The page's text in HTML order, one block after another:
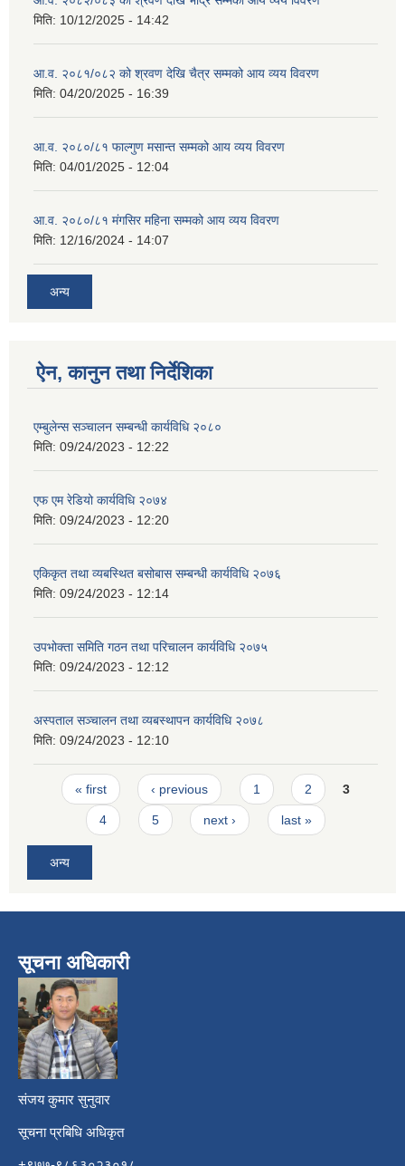
मिति: 10/12/2025 - 14:42
आ.व. २०८१/०८२ को श्रवण देखि चैत्र सम्मको आय व्यय विवरण
मिति: 04/20/2025 - 16:39
आ.व. २०८०/८१ फाल्गुण मसान्त सम्मको आय व्यय विवरण
मिति: 04/01/2025 - 12:04
आ.व. २०८०/८१ मंगसिर महिना सम्मको आय व्यय विवरण
मिति: 12/16/2024 - 14:07
अन्य
ऐन, कानुन तथा निर्देशिका
एम्बुलेन्स सञ्चालन सम्बन्धी कार्यविधि २०८०
मिति: 09/24/2023 - 12:22
एफ एम रेडियो कार्यविधि २०७४
मिति: 09/24/2023 - 12:20
एकिकृत तथा व्यबस्थित बसोबास सम्बन्धी कार्यविधि २०७६
मिति: 09/24/2023 - 12:14
उपभोक्ता समिति गठन तथा परिचालन कार्यविधि २०७५
मिति: 09/24/2023 - 12:12
अस्पताल सञ्चालन तथा व्यबस्थापन कार्यविधि २०७८
मिति: 09/24/2023 - 12:10
Pages
« first ‹ previous 1 2 3
4 5 next › last »
अन्य
सूचना अधिकारी
संजय कुमार सुनुवार
सूचना प्रबिधि अधिकृत